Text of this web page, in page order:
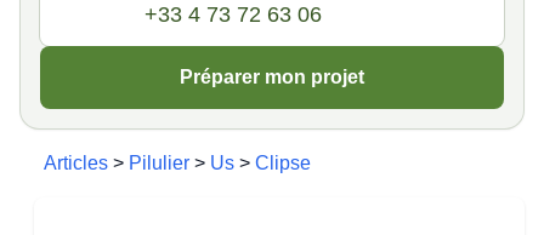
Préparer mon projet
Articles > Pilulier > Us > Clipse